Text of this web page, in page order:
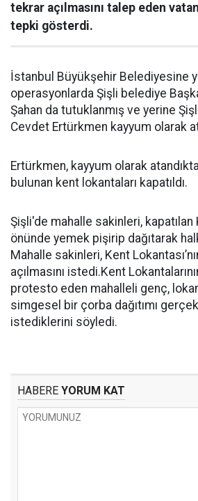
tekrar açılmasını talep eden
tepki gösterdi.
İstanbul Büyükşehir Belediyesine
operasyonlarda Şişli belediye
Şahan da tutuklanmış ve yerine
Cevdet Ertürkmen kayyum olarak
Ertürkmen, kayyum olarak
bulunan kent lokantaları kapatıldı.
Şişli'de mahalle sakinleri, kapatılan
önünde yemek pişirip dağıtarak
Mahalle sakinleri, Kent
açılmasını istedi.Kent
protesto eden mahalleli genç,
simgesel bir çorba dağıtımı
istediklerini söyledi.
HABERE YORUM KAT